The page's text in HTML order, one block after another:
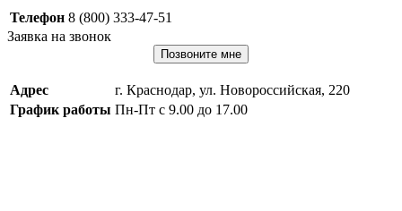
Телефон 8 (800) 333-47-51
Заявка на звонок
Позвоните мне
Адрес
г. Краснодар, ул. Новороссийская, 220
График работы Пн-Пт с 9.00 до 17.00